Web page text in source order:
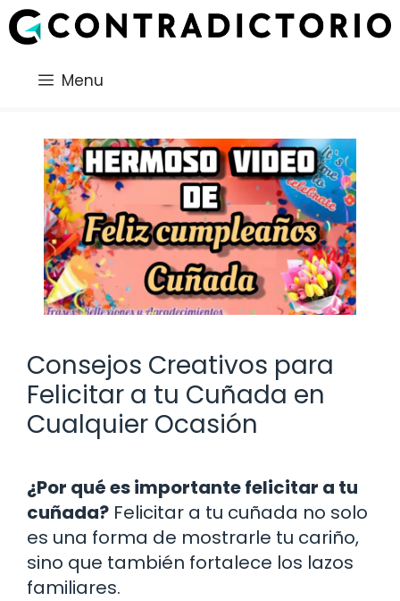
Saltar
al
Menu
Consejos Creativos para
Felicitar a tu Cuñada en
Cualquier Ocasión
¿Por qué es importante felicitar a tu
cuñada? Felicitar a tu cuñada no solo
es una forma de mostrarle tu cariño,
sino que también fortalece los lazos
familiares.